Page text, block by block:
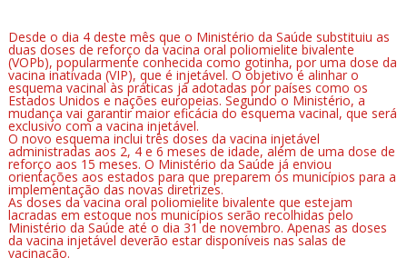
Desde o dia 4 deste mês que o Ministério da Saúde substituiu as
duas doses de reforço da vacina oral poliomielite bivalente
(VOPb), popularmente conhecida como gotinha, por uma dose da
vacina inativada (VIP), que é injetável. O objetivo é alinhar o
esquema vacinal às práticas já adotadas por países como os
Estados Unidos e nações europeias. Segundo o Ministério, a
mudança vai garantir maior eficácia do esquema vacinal, que será
exclusivo com a vacina injetável.
O novo esquema inclui três doses da vacina injetável
administradas aos 2, 4 e 6 meses de idade, além de uma dose de
reforço aos 15 meses. O Ministério da Saúde já enviou
orientações aos estados para que preparem os municípios para a
implementação das novas diretrizes.
As doses da vacina oral poliomielite bivalente que estejam
lacradas em estoque nos municípios serão recolhidas pelo
Ministério da Saúde até o dia 31 de novembro. Apenas as doses
da vacina injetável deverão estar disponíveis nas salas de
vacinação.